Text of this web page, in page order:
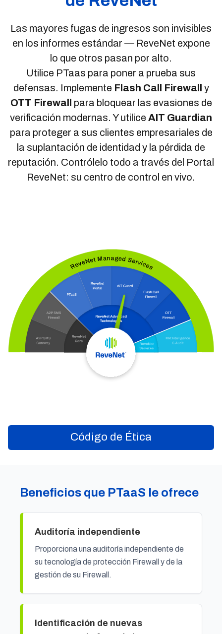
Las mayores fugas de ingresos son invisibles
en los informes estándar — ReveNet expone
lo que otros pasan por alto.
Utilice PTaas para poner a prueba sus
defensas. Implemente Flash Call Firewall
y
OTT Firewall
para bloquear las evasiones de
verificación modernas. Y utilice AIT Guardian
para proteger a sus clientes empresariales de
la suplantación de identidad y la pérdida de
reputación. Contrólelo todo a través del Portal
ReveNet: su centro de control en vivo.
Código de Ética
Beneficios que PTaaS le ofrece
Auditoría independiente
Proporciona una auditoría independiente de
su tecnología de protección Firewall y de la
gestión de su Firewall.
Identificación de nuevas